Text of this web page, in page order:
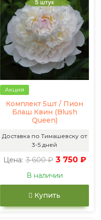
Акция
Комплект 5шт / Пион
Блаш Квин (Blush
Queen)
Доставка по Тимашевску от
3-5 дней
Цена: 3 600 ₽ 3 750 ₽
В наличии
Купить